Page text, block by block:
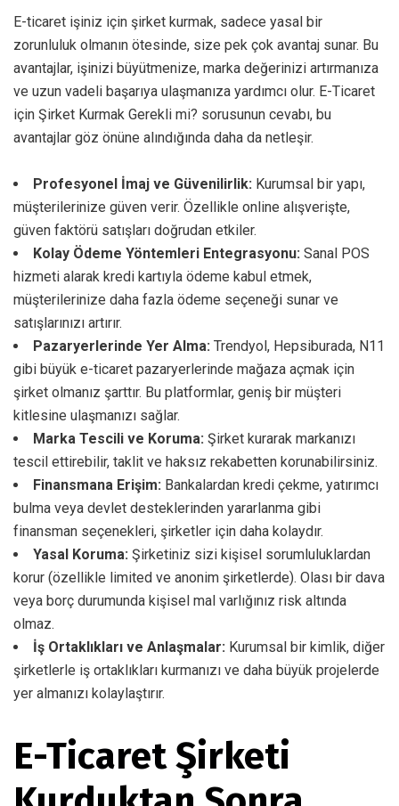
E-ticaret işiniz için şirket kurmak, sadece yasal bir
zorunluluk olmanın ötesinde, size pek çok avantaj sunar. Bu
avantajlar, işinizi büyütmenize, marka değerinizi artırmanıza
ve uzun vadeli başarıya ulaşmanıza yardımcı olur. E-Ticaret
için Şirket Kurmak Gerekli mi? sorusunun cevabı, bu
avantajlar göz önüne alındığında daha da netleşir.
Profesyonel İmaj ve Güvenilirlik: Kurumsal bir yapı,
müşterilerinize güven verir. Özellikle online alışverişte,
güven faktörü satışları doğrudan etkiler.
Kolay Ödeme Yöntemleri Entegrasyonu: Sanal POS
hizmeti alarak kredi kartıyla ödeme kabul etmek,
müşterilerinize daha fazla ödeme seçeneği sunar ve
satışlarınızı artırır.
Pazaryerlerinde Yer Alma: Trendyol, Hepsiburada, N11
gibi büyük e-ticaret pazaryerlerinde mağaza açmak için
şirket olmanız şarttır. Bu platformlar, geniş bir müşteri
kitlesine ulaşmanızı sağlar.
Marka Tescili ve Koruma: Şirket kurarak markanızı
tescil ettirebilir, taklit ve haksız rekabetten korunabilirsiniz.
Finansmana Erişim: Bankalardan kredi çekme, yatırımcı
bulma veya devlet desteklerinden yararlanma gibi
finansman seçenekleri, şirketler için daha kolaydır.
Yasal Koruma: Şirketiniz sizi kişisel sorumluluklardan
korur (özellikle limited ve anonim şirketlerde). Olası bir dava
veya borç durumunda kişisel mal varlığınız risk altında
olmaz.
İş Ortaklıkları ve Anlaşmalar: Kurumsal bir kimlik, diğer
şirketlerle iş ortaklıkları kurmanızı ve daha büyük projelerde
yer almanızı kolaylaştırır.
E-Ticaret Şirketi